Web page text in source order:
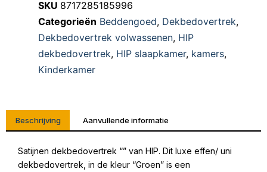
SKU 8717285185996
Categorieën Beddengoed, Dekbedovertrek,
Dekbedovertrek volwassenen, HIP
dekbedovertrek, HIP slaapkamer, kamers,
Kinderkamer
Beschrijving Aanvullende informatie
Satijnen dekbedovertrek “” van HIP. Dit luxe effen/ uni
dekbedovertrek, in de kleur “Groen” is een